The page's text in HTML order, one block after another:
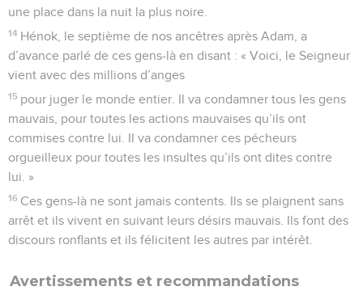
une place dans la nuit la plus noire.
14 Hénok, le septième de nos ancêtres après Adam, a
d’avance parlé de ces gens-là en disant : « Voici, le Seigneur
vient avec des millions d’anges
15 pour juger le monde entier. Il va condamner tous les gens
mauvais, pour toutes les actions mauvaises qu’ils ont
commises contre lui. Il va condamner ces pécheurs
orgueilleux pour toutes les insultes qu’ils ont dites contre
lui. »
16 Ces gens-là ne sont jamais contents. Ils se plaignent sans
arrêt et ils vivent en suivant leurs désirs mauvais. Ils font des
discours ronflants et ils félicitent les autres par intérêt.
Avertissements et recommandations